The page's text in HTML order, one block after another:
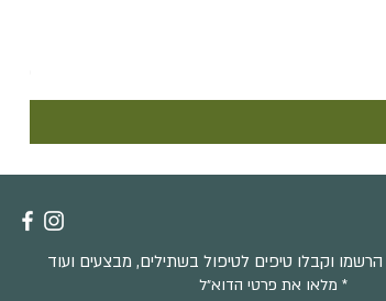
מלאו את פרטי הדוא״ל
הרשמו וקבלו טיפים לטיפול בשתילים, מבצעים ועוד